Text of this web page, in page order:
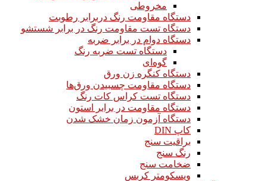
مخروطی
دستگاه مقاومت رنگ دربرابر رطوبت
دستگاه تست مقاومت رنگ در برابر شستشو
دستگاه دوام در برابر ضربه
دستگاه تست ضربه رنگ
گوه‌ای
دستگاه کنگره زن ورق
دستگاه مقاومت چسبیدن ورق‌ها
دستگاه تست کراس کات رنگ
دستگاه مقاومت در برابر استون
دستگاه آزمون زمان خشک شدن
کاپ DIN
براقیت سنج
رنگ سنج
ضخامت سنج
ویسکومتر کربس